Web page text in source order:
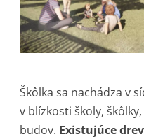
Škôlka sa nachádza v
v blízkosti školy,
budov. Existujúce